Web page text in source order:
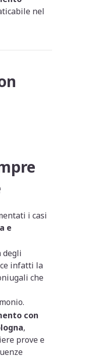
nel
i casi
e
degli
infatti la
che
con
,
prove e